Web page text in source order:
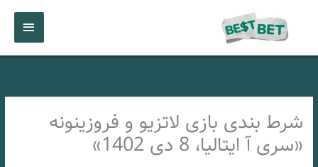
اصلی
شرط بندی بازی لاتزیو و فروزینونه
«سری آ ایتالیا، 8 دی 1402»